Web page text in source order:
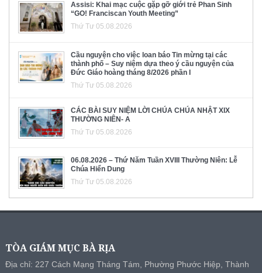
Assisi: Khai mạc cuộc gặp gỡ giới trẻ Phan Sinh
“GO! Franciscan Youth Meeting”
Thứ Tư 05.08.2026
Cầu nguyện cho việc loan báo Tin mừng tại các
thành phố – Suy niệm dựa theo ý cầu nguyện của
Đức Giáo hoàng tháng 8/2026 phần I
Thứ Tư 05.08.2026
CÁC BÀI SUY NIỆM LỜI CHÚA CHÚA NHẬT XIX
THƯỜNG NIÊN- A
Thứ Tư 05.08.2026
06.08.2026 – Thứ Năm Tuần XVIII Thường Niên: Lễ
Chúa Hiển Dung
Thứ Tư 05.08.2026
TÒA GIÁM MỤC BÀ RỊA
Địa chỉ: 227 Cách Mạng Tháng Tám, Phường Phước Hiệp, Thành